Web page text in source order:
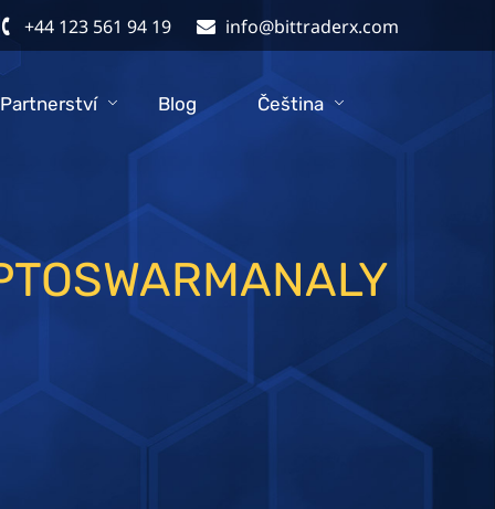
+44 123 561 94 19 info@bittraderx.com
Partnerství Blog Čeština